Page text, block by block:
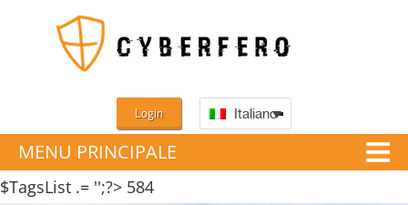
MENU PRINCIPALE
Login Italiano
$TagsList .= '';?> 584